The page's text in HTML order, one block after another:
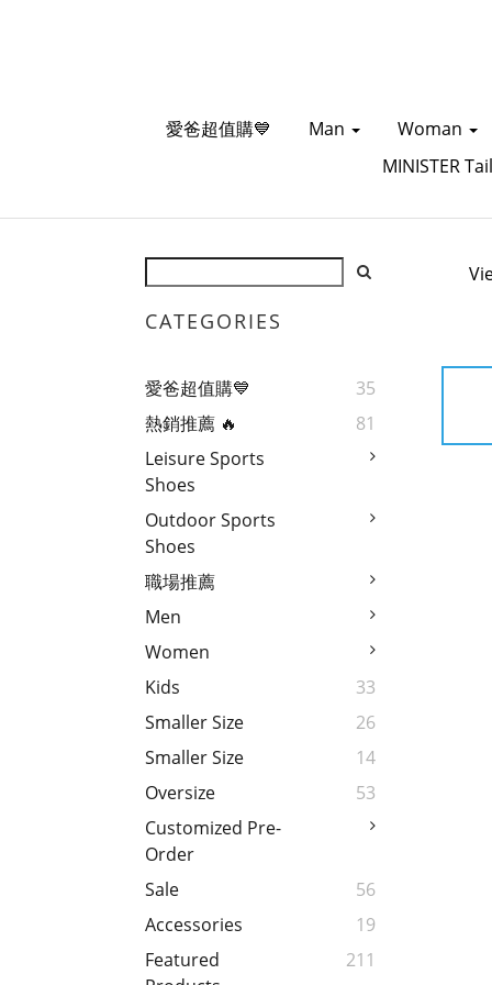
愛爸超值購💙 Man
Woman
MINISTER
CATEGORIES
愛爸超值購💙
35
熱銷推薦 🔥
81
Leisure Sports
Shoes
Outdoor Sports
Shoes
職場推薦
Men
Women
Kids
33
Smaller Size
26
Smaller Size
14
Oversize
53
Customized Pre-
Order
Sale
56
Accessories
19
Featured
211